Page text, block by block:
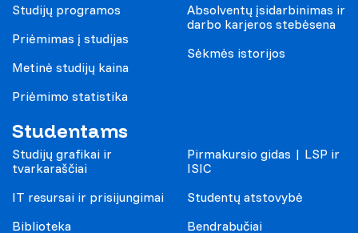
Studijų programos
Priėmimas į studijas
Metinė studijų kaina
Priėmimo statistika
Absolventų įsidarbinimas ir
darbo karjeros stebėsena
Sėkmės istorijos
Studentams
Studijų grafikai ir
tvarkaraščiai
IT resursai ir prisijungimai
Biblioteka
Pirmakursio gidas | LSP ir
ISIC
Studentų atstovybė
Bendrabučiai